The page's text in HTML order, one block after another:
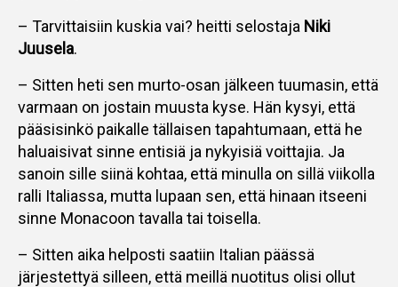
– Tarvittaisiin kuskia vai? heitti selostaja Niki
Juusela.
– Sitten heti sen murto-osan jälkeen tuumasin, että
varmaan on jostain muusta kyse. Hän kysyi, että
pääsisinkö paikalle tällaisen tapahtumaan, että he
haluaisivat sinne entisiä ja nykyisiä voittajia. Ja
sanoin sille siinä kohtaa, että minulla on sillä viikolla
ralli Italiassa, mutta lupaan sen, että hinaan itseeni
sinne Monacoon tavalla tai toisella.
– Sitten aika helposti saatiin Italian päässä
järjestettyä silleen, että meillä nuotitus olisi ollut